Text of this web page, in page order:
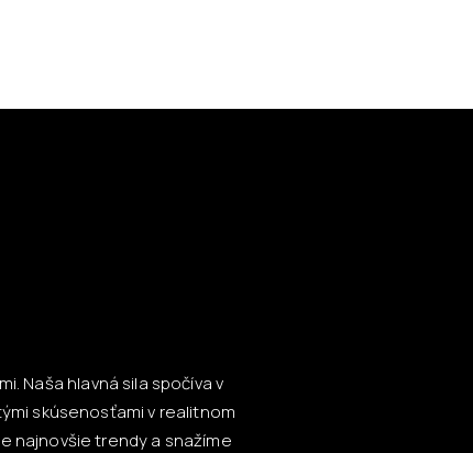
Naša hlavná sila spočíva v
skúsenosťami v realitnom
najnovšie trendy a snažíme